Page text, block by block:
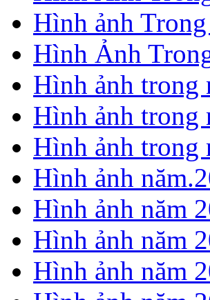
Hình ảnh
Hình Ảnh
Hình ảnh trong
Hình ảnh trong
Hình ảnh trong
Hình ảnh
Hình ảnh năm
Hình ảnh năm
Hình ảnh năm